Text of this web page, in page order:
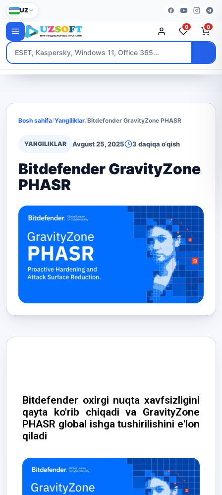
UZ
0 0
Bosh sahifa/Yangiliklar/Bitdefender GravityZone PHASR
YANGILIKLAR Avgust 25, 2025 3 daqiqa o‘qish
Bitdefender GravityZone
PHASR
Bitdefender oxirgi nuqta xavfsizligini
qayta ko'rib chiqadi va GravityZone
PHASR global ishga tushirilishini e'lon
qiladi